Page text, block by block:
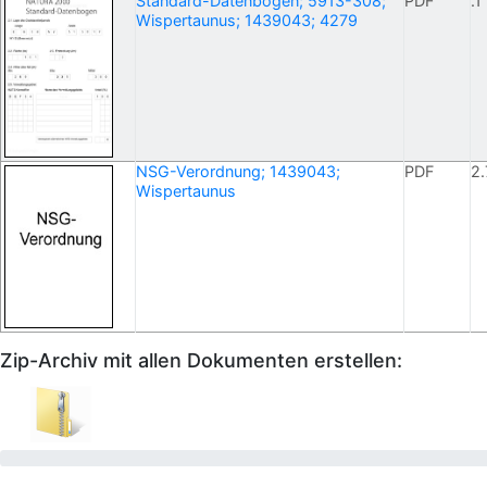
Wispertaunus; 1439043; 4279
NSG-Verordnung; 1439043;
Wispertaunus
PDF
Zip-Archiv mit allen Dokumenten erstellen: